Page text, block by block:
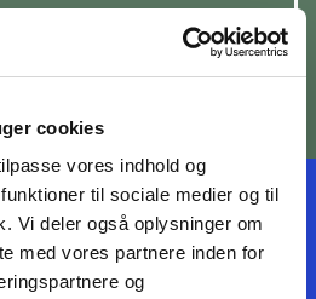
cookies
vores indhold og
til sociale medier og til
Vi deler også oplysninger om
med vores partnere inden for
og